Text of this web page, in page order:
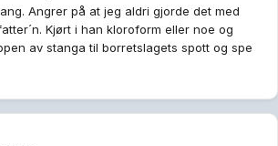
Angrer på at jeg aldri gjorde det med
Kjørt i han kloroform eller noe og
av stanga til borretslagets spott og spe